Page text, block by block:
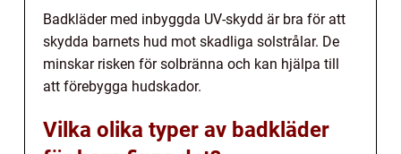
Badkläder med inbyggda UV-skydd är bra för att
skydda barnets hud mot skadliga solstrålar. De
minskar risken för solbränna och kan hjälpa till
att förebygga hudskador.
Vilka olika typer av badkläder